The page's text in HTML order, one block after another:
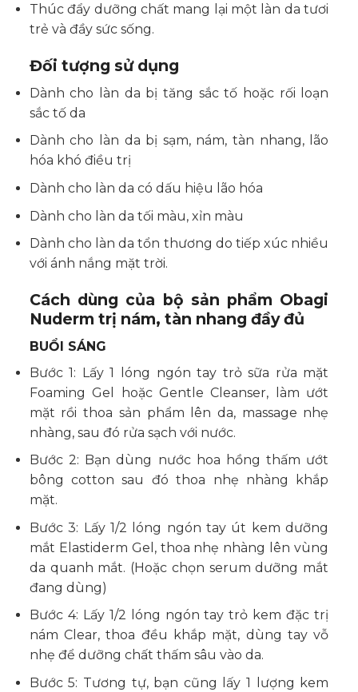
Thúc đẩy dưỡng chất mang lại một làn da tươi
trẻ và đầy sức sống.
Đối tượng sử dụng
Dành cho làn da bị tăng sắc tố hoặc rối loạn
sắc tố da
Dành cho làn da bị sạm, nám, tàn nhang, lão
hóa khó điều trị
Dành cho làn da có dấu hiệu lão hóa
Dành cho làn da tối màu, xỉn màu
Dành cho làn da tổn thương do tiếp xúc nhiều
với ánh nắng mặt trời.
Cách dùng của bộ sản phẩm Obagi
Nuderm trị nám, tàn nhang đầy đủ
BUỔI SÁNG
Bước 1: Lấy 1 lóng ngón tay trỏ sữa rửa mặt
Foaming Gel hoặc Gentle Cleanser, làm ướt
mặt rồi thoa sản phẩm lên da, massage nhẹ
nhàng, sau đó rửa sạch với nước.
Bước 2: Bạn dùng nước hoa hồng thấm ướt
bông cotton sau đó thoa nhẹ nhàng khắp
mặt.
Bước 3: Lấy 1/2 lóng ngón tay út kem dưỡng
mắt Elastiderm Gel, thoa nhẹ nhàng lên vùng
da quanh mắt. (Hoặc chọn serum dưỡng mắt
đang dùng)
Bước 4: Lấy 1/2 lóng ngón tay trỏ kem đặc trị
nám Clear, thoa đều khắp mặt, dùng tay vỗ
nhẹ để dưỡng chất thấm sâu vào da.
Bước 5: Tương tự, bạn cũng lấy 1 lượng kem